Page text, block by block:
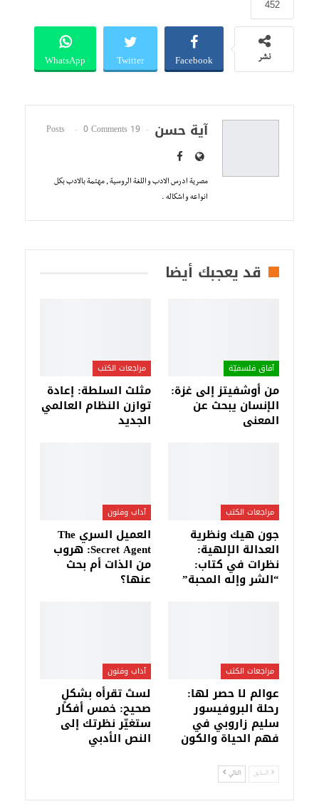
452
نشر Facebook
Twitter
WhatsApp
آية حسن 19 Posts
0 Comments
مصرية ادرس الادب و اللغة الروسية , مهتمة بالادب بكل
انواعه و اشكاله .
قد يعجبك أيضا
آفاق فلسفيّة‎
من أوشفيتز إلى غزة:
الإنسان يبحث عن
المعنى
مراجعات الكتب
مثلث السلطة: إعادة
توازن النظام العالمي
الجديد
مراجعات الكتب
جون هيك ونظرية
العدالة الإلهية:
نظرات في كتاب:
“الشر وإله المحبة”
آداب وفنون
العميل السري The
Secret Agent: هروب
من الذات أم بحث
عنها؟
مراجعات الكتب
عوالم لا حصر لها:
رحلة البروفيسور
سليم زاروبي في
فهم الحياة والكون
آداب وفنون
لستَ تقرأه بشكلٍ
صحيح: خمس أفكار
ستغيّر نظرتك إلى
النص الأدبي
السابق التالي